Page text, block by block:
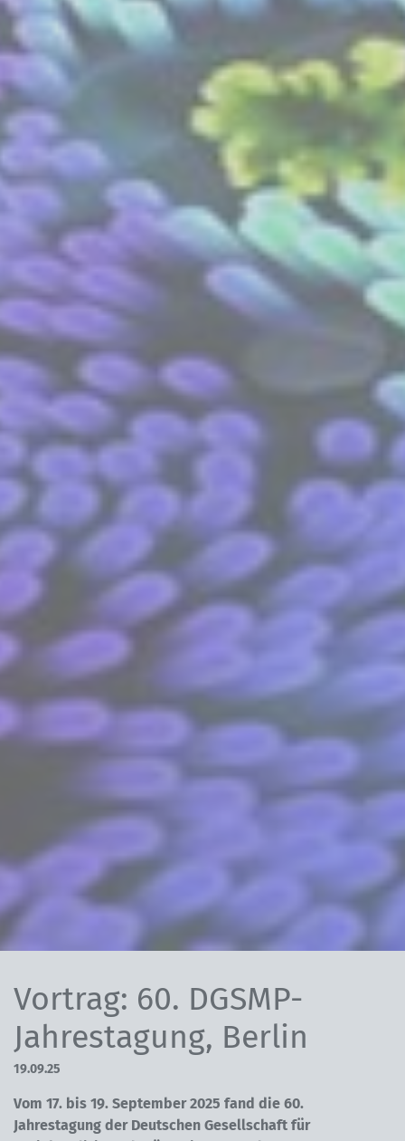
Vortrag: 60. DGSMP-
Jahrestagung, Berlin
19.09.25
Vom 17. bis 19. September 2025 fand die 60.
Jahrestagung der Deutschen Gesellschaft für